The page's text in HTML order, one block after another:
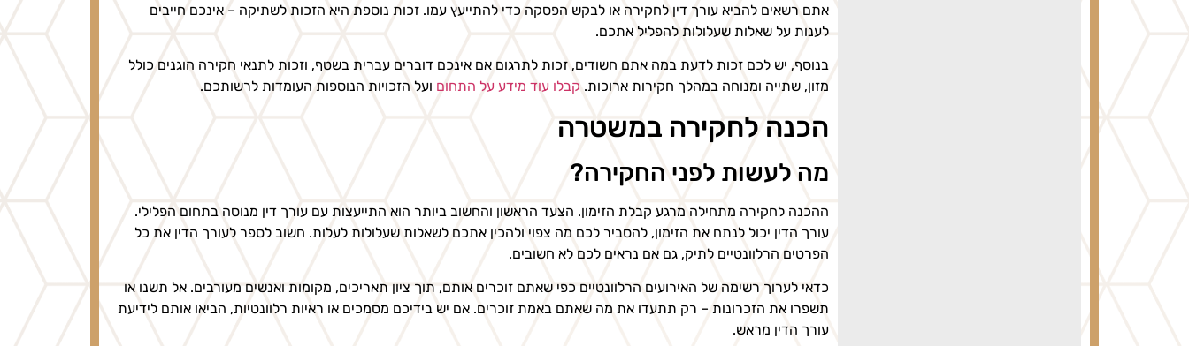
אתם רשאים להביא עורך דין לחקירה או לבקש הפסקה כדי להתייעץ עמו. זכות נוספת היא הזכות לשתיקה – אינכם חייבים
לענות על שאלות שעלולות להפליל אתכם.
בנוסף, יש לכם זכות לדעת במה אתם חשודים, זכות לתרגום אם אינכם דוברים עברית בשטף, וזכות לתנאי חקירה הוגנים כולל
מזון, שתייה ומנוחה במהלך חקירות ארוכות. קבלו עוד מידע על התחום ועל הזכויות הנוספות העומדות לרשותכם.
הכנה לחקירה במשטרה
מה לעשות לפני החקירה?
ההכנה לחקירה מתחילה מרגע קבלת הזימון. הצעד הראשון והחשוב ביותר הוא התייעצות עם עורך דין מנוסה בתחום הפלילי.
עורך הדין יכול לנתח את הזימון, להסביר לכם מה צפוי ולהכין אתכם לשאלות שעלולות לעלות. חשוב לספר לעורך הדין את כל
הפרטים הרלוונטיים לתיק, גם אם נראים לכם לא חשובים.
כדאי לערוך רשימה של האירועים הרלוונטיים כפי שאתם זוכרים אותם, תוך ציון תאריכים, מקומות ואנשים מעורבים. אל תשנו או
תשפרו את הזכרונות – רק תתעדו את מה שאתם באמת זוכרים. אם יש בידיכם מסמכים או ראיות רלוונטיות, הביאו אותם לידיעת
עורך הדין מראש.